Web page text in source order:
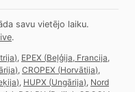
savu vietējo laiku.
.
) EPEX (Beļģija, Francija,
) CROPEX (Horvātija)
) HUPX (Ungārija) Nord